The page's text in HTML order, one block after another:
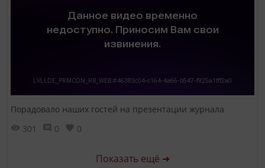
Порадовало наших гостей на презентации журнала
301
0 0
Показать ещё ➜